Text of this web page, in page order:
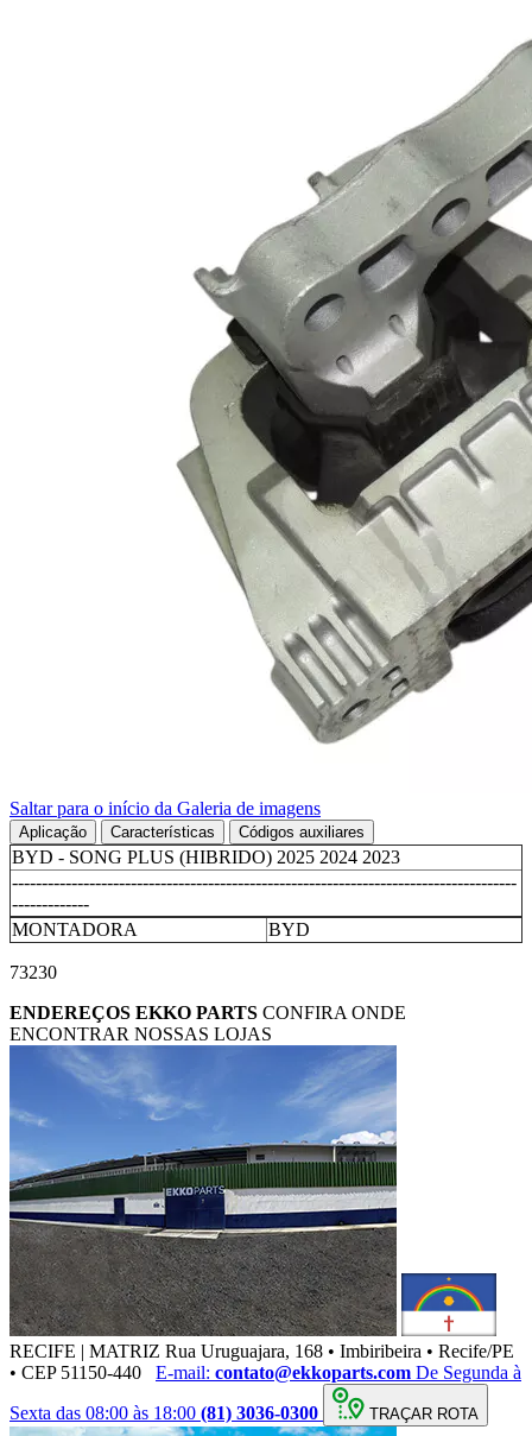
Saltar para o início da Galeria de imagens
Aplicação Características Códigos auxiliares
BYD - SONG PLUS (HIBRIDO) 2025 2024 2023
-------------------------------------------------------------------------------------
-------------
MONTADORA
BYD
73230
ENDEREÇOS EKKO PARTS CONFIRA ONDE
ENCONTRAR NOSSAS LOJAS
RECIFE | MATRIZ Rua Uruguajara, 168 • Imbiribeira • Recife/PE
• CEP 51150-440
E-mail: contato@ekkoparts.com De Segunda à
Sexta das 08:00 às 18:00 (81) 3036-0300 TRAÇAR ROTA